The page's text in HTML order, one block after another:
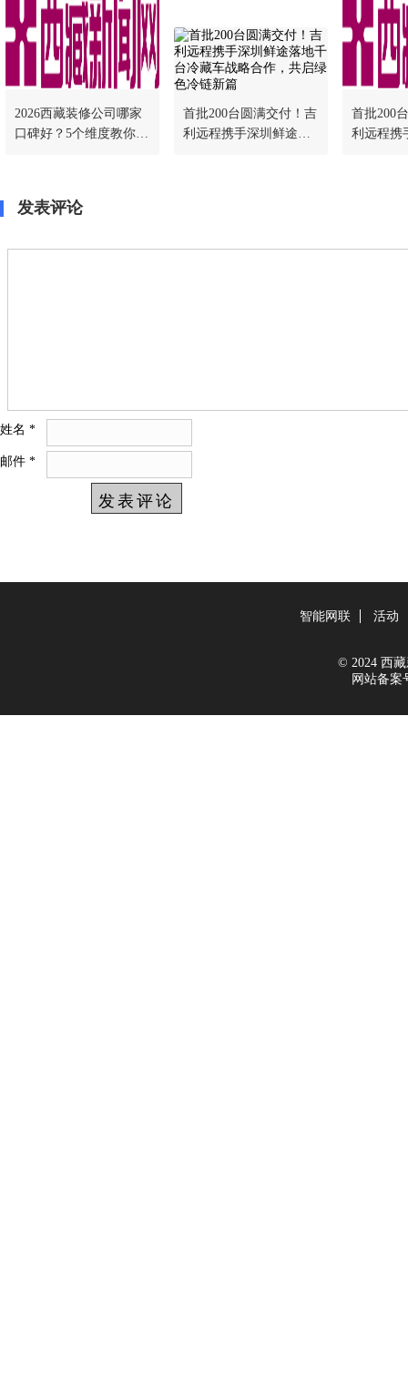
2026西藏装修公司哪家
口碑好？5个维度教你挑
首批200台圆满交付！吉
利远程携手深圳鲜途落
首批200
利远程携
发表评论
姓名 *
邮件 *
智能网联 活动
© 2024 西藏
网站备案